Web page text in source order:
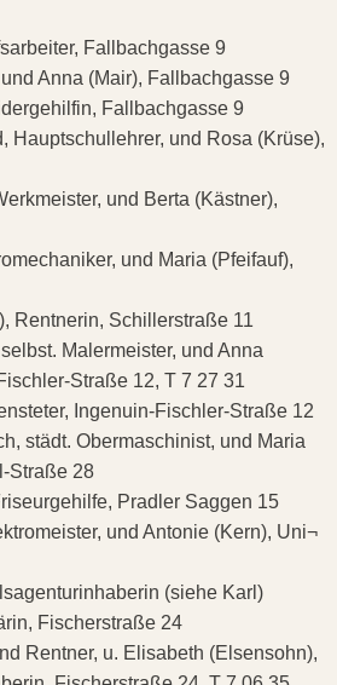
Fallbachgasse 9
Anna (Mair), Fallbachgasse 9
Fallbachgasse 9
Hauptschullehrer, und Rosa (Krüse),
und Berta (Kästner),
und Maria (Pfeifauf),
Rentnerin, Schillerstraße 11
Malermeister, und Anna
Straße 12, T 7 27 31
Ingenuin-Fischler-Straße 12
städt. Obermaschinist, und Maria
Straße 28
Pradler Saggen 15
und Antonie (Kern), Uni¬
(siehe Karl)
Fischerstraße 24
Rentner, u. Elisabeth (Elsensohn),